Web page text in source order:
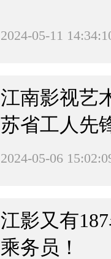
2024-05-11
江南影视艺
苏省工人先
2024-05-06
江影又有
乘务员！